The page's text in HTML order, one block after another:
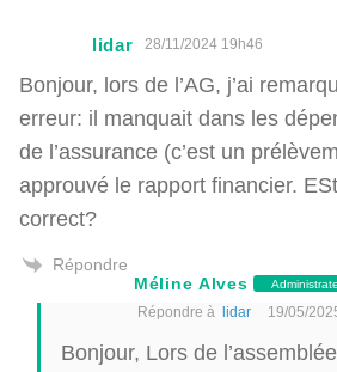
lidar 28/11/2024 19h46
Bonjour, lors de l’AG, j’ai
erreur: il manquait dans les
de l’assurance (c’est un
approuvé le rapport financier.
correct?
Répondre
Méline Alves
Répondre à lidar 19/05/
Bonjour, Lors de